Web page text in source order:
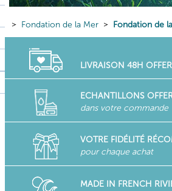
Fondation de la Mer Fondation de
LIVRAISON 48H
ECHANTILLONS
dans votre commande
VOTRE FIDÉLITÉ
pour chaque achat
MADE IN FRENCH